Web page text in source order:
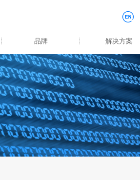
品牌 解决方案